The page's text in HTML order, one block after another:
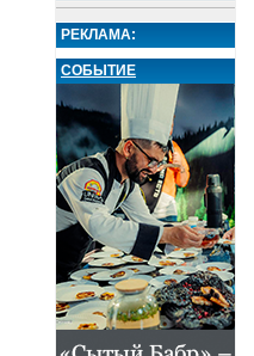
РЕКЛАМА:
СОБЫТИЕ